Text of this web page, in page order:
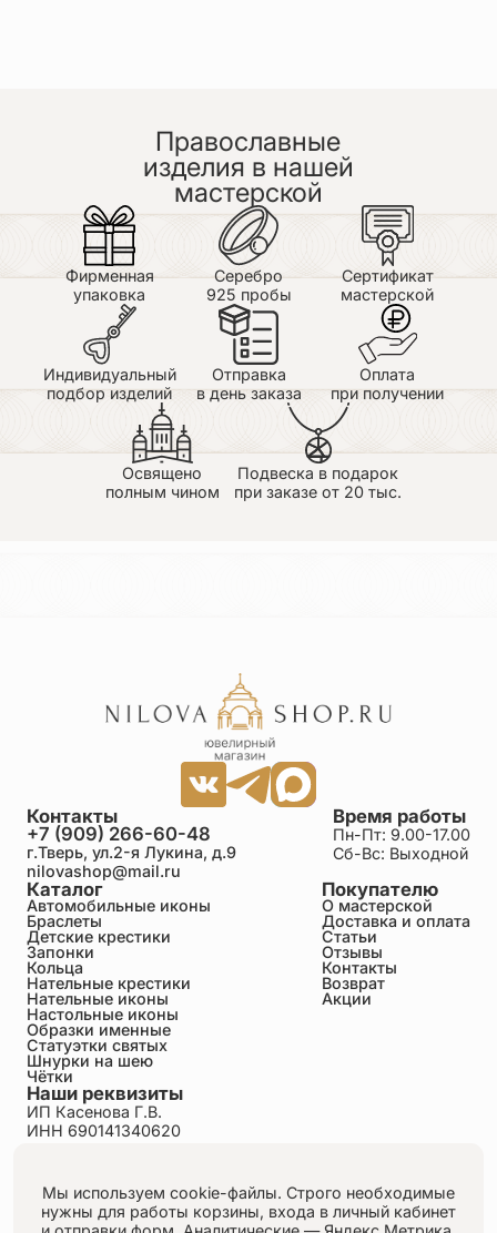
Православные
изделия в нашей
мастерской
Фирменная
упаковка
Серебро
925 пробы
Сертификат
мастерской
Индивидуальный
подбор изделий
Отправка
в день заказа
Оплата
при получении
Освящено
полным чином
Подвеска в подарок
при заказе от 20 тыс.
Каталог
Автомобильные иконы
Браслеты
Детские крестики
Запонки
Кольца
Нательные крестики
Нательные иконы
Настольные иконы
Образки именные
Статуэтки святых
Шнурки на шею
Чётки
Покупателю
О мастерской
Доставка и оплата
Статьи
Отзывы
Контакты
Возврат
Акции
Время работы
Пн-Пт: 9.00-17.00
Сб-Вс: Выходной
Контакты
+7 (909) 266-60-48
г.Тверь, ул.2-я Лукина, д.9
nilovashop@mail.ru
Наши реквизиты
ИП Касенова Г.В.
ИНН 690141340620
Пользовательское соглашение
Публичная оферта
Согласие на обработку персональных данных
Мы используем cookie-файлы. Строго необходимые
нужны для работы корзины, входа в личный кабинет